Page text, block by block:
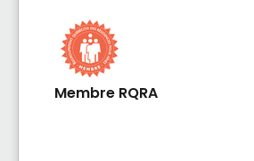
Membre RQRA